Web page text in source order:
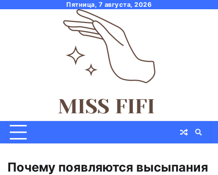
Пятница, 7 августа, 2026
Почему появляются высыпания